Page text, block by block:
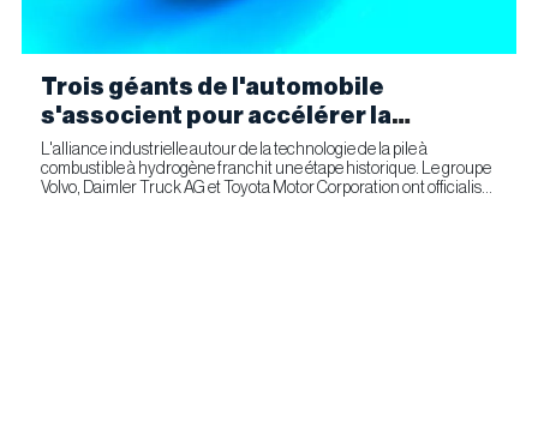
Trois géants de l'automobile
s'associent pour accélérer la
fabrication industrielle de piles à
combustible pour le transport
commercial
L'alliance industrielle autour de la technologie de la pile à
combustible à hydrogène franchit une étape historique. Le groupe
Volvo, Daimler Truck AG et Toyota Motor Corporation ont officialisé
la signature d'un accord ferme prévoyant l'entrée...